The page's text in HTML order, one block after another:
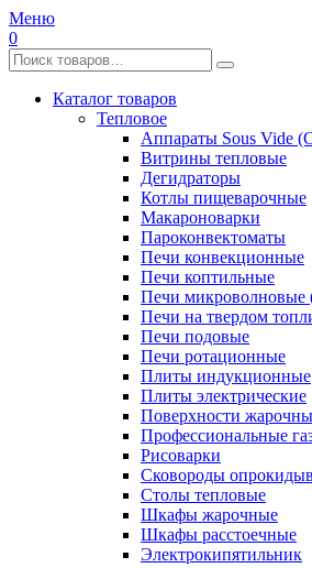
Меню
0
Каталог товаров
Тепловое
Аппараты Sous Vide
Витрины тепловые
Дегидраторы
Котлы пищеварочные
Макароноварки
Пароконвектоматы
Печи конвекционные
Печи коптильные
Печи
Печи на твердом
Печи подовые
Печи ротационные
Плиты индукционные
Плиты электрические
Поверхности
Профессиональные
Рисоварки
Сковороды
Столы тепловые
Шкафы жарочные
Шкафы расстоечные
Электрокипятильник